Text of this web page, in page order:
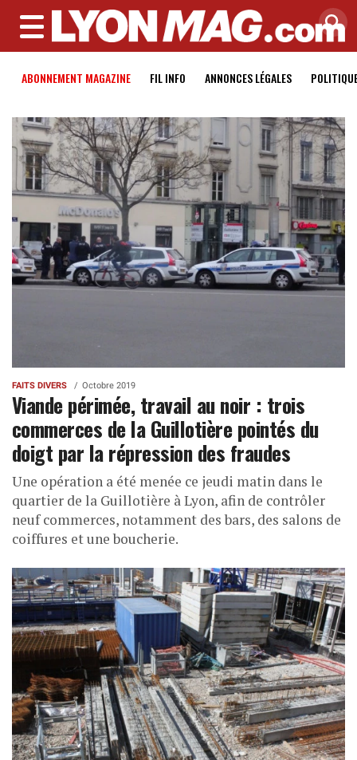
MENU
ABONNEMENT MAGAZINE FIL INFO ANNONCES LÉGALES
FAITS DIVERS Octobre 2019
Viande périmée, travail au noir : trois
commerces de la Guillotière pointés du
doigt par la répression des fraudes
Une opération a été menée ce jeudi matin dans le
quartier de la Guillotière à Lyon, afin de contrôler
neuf commerces, notamment des bars, des salons de
coiffures et une boucherie.